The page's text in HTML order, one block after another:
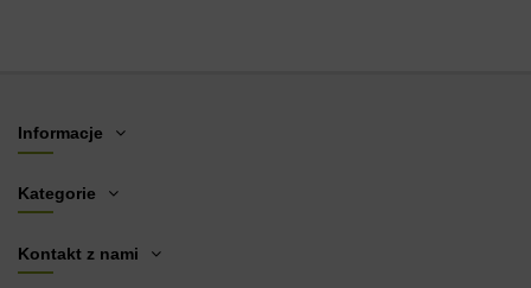
Informacje
Kategorie
Kontakt z nami